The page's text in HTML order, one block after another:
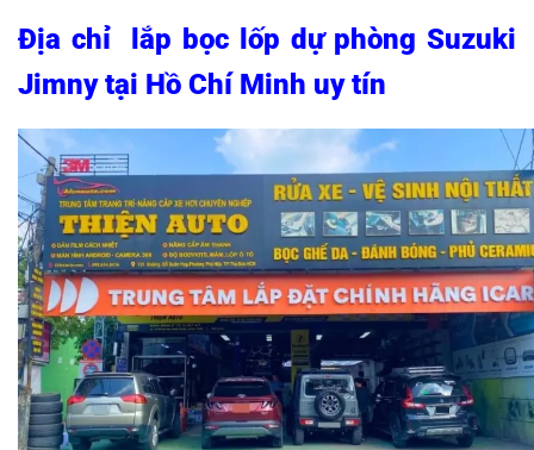
Địa chỉ lắp bọc lốp dự phòng Suzuki
Jimny tại Hồ Chí Minh uy tín